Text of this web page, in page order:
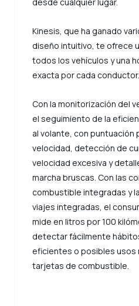
Kinesis, que ha ganado
diseño intuitivo, te ofrece
todos los vehículos y una
exacta por cada conductor.
Con la monitorización del
el seguimiento de la
al volante, con puntuación
velocidad, detección de
velocidad excesiva y
marcha bruscas. Con las
combustible integradas y
viajes integradas, el
mide en litros por 100
detectar fácilmente
eficientes o posibles usos
tarjetas de combustible.